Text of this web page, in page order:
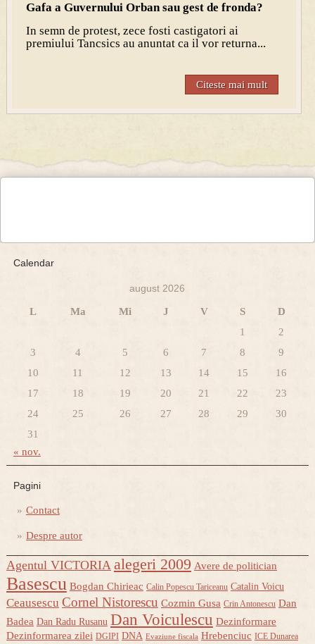
Gafa a Guvernului Orban sau gest de fronda?
In semn de protest, zece fosti castigatori ai
premiului Tancsics au anuntat ca il vor returna...
Citeste mai mult
Calendar
august 2026
L Ma Mi J V S
D
1
2
3
4 5 6 7 8
9
10
11 12 13 14 15
16
17
18 19 20 21 22
23
24
25 26 27 28 29
30
31
« nov.
Pagini
Contact
Despre autor
Agentul VICTORIA alegeri 2009 Avere de politician
Basescu Bogdan Chirieac Calin Popescu Tariceanu Catalin Voicu
Ceausescu Cornel Nistorescu Cozmin Gusa Crin Antonescu Dan
Badea Dan Radu Rusanu Dan Voiculescu Dezinformare
Dezinformarea zilei DGIPI DNA Evaziune fiscala Hrebenciuc ICE Dunarea